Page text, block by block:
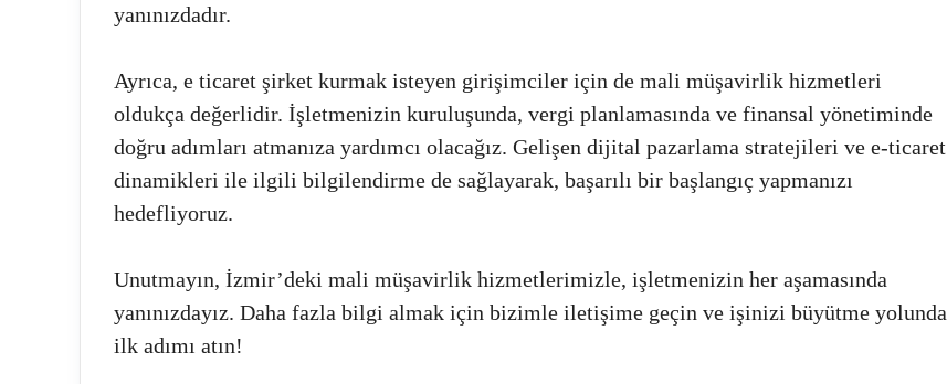
yanınızdadır.
Ayrıca, e ticaret şirket kurmak isteyen girişimciler için de mali müşavirlik hizmetleri
oldukça değerlidir. İşletmenizin kuruluşunda, vergi planlamasında ve finansal yönetiminde
doğru adımları atmanıza yardımcı olacağız. Gelişen dijital pazarlama stratejileri ve e-ticaret
dinamikleri ile ilgili bilgilendirme de sağlayarak, başarılı bir başlangıç yapmanızı
hedefliyoruz.
Unutmayın, İzmir’deki mali müşavirlik hizmetlerimizle, işletmenizin her aşamasında
yanınızdayız. Daha fazla bilgi almak için bizimle iletişime geçin ve işinizi büyütme yolunda
ilk adımı atın!